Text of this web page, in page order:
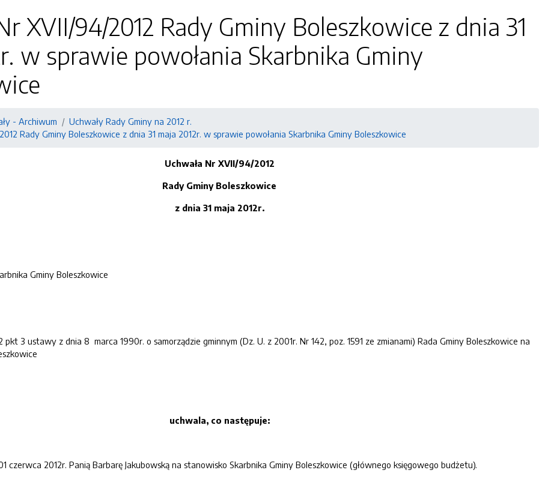
XVII/94/2012 Rady Gminy Boleszkowice z dnia 31
w sprawie powołania Skarbnika Gminy
- Archiwum
Uchwały Rady Gminy na 2012 r.
Rady Gminy Boleszkowice z dnia 31 maja 2012r. w sprawie powołania Skarbnika Gminy Boleszkowice
Uchwała Nr XVII/94/2012
Rady Gminy Boleszkowice
z dnia 31 maja 2012r.
Gminy Boleszkowice
3 ustawy z dnia 8 marca 1990r. o samorządzie gminnym (Dz. U. z 2001r. Nr 142, poz. 1591 ze zmianami) Rada Gminy Boleszkowice na
uchwala, co następuje:
czerwca 2012r. Panią Barbarę Jakubowską na stanowisko Skarbnika Gminy Boleszkowice (głównego księgowego budżetu).